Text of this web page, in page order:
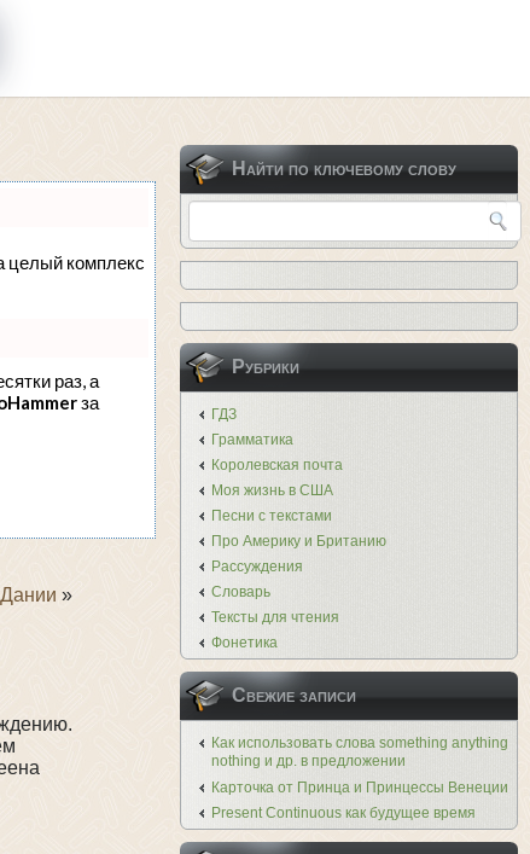
целый комплекс
раз, а
за
»
Найти по ключевому слову
Рубрики
ГДЗ
Грамматика
Королевская почта
Моя жизнь в США
Песни с текстами
Про Америку и Британию
Рассуждения
Словарь
Тексты для чтения
Фонетика
Свежие записи
Как использовать слова something anything
nothing и др. в предложении
Карточка от Принца и Принцессы Венеции
Present Continuous как будущее время